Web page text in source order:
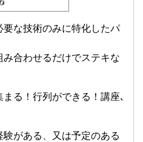
な技術のみに特化したパ
合わせるだけでステキな
まる！行列ができる！講座､
がある、又は予定のある